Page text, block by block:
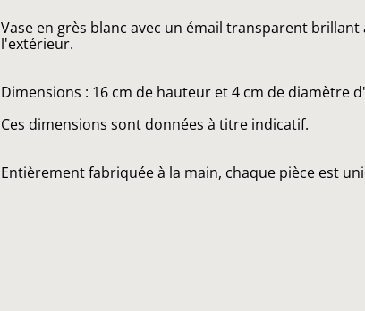
Vase en grès blanc avec un émail transparent
l'extérieur.
Dimensions : 16 cm de hauteur et 4 cm de diamètre
Ces dimensions sont données à titre indicatif.
Entièrement fabriquée à la main, chaque pièce est